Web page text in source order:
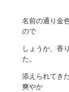
名前の通り金
ので
しょうか、香
た。
添えられてき
爽やか